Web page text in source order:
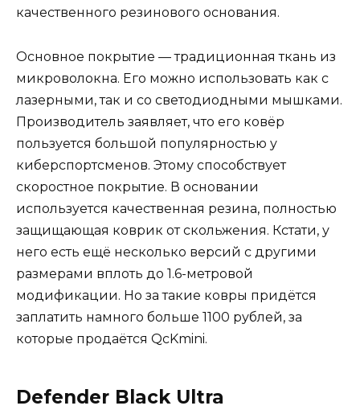
качественного резинового основания.
Основное покрытие — традиционная ткань из
микроволокна. Его можно использовать как с
лазерными, так и со светодиодными мышками.
Производитель заявляет, что его ковёр
пользуется большой популярностью у
киберспортсменов. Этому способствует
скоростное покрытие. В основании
используется качественная резина, полностью
защищающая коврик от скольжения. Кстати, у
него есть ещё несколько версий с другими
размерами вплоть до 1.6-метровой
модификации. Но за такие ковры придётся
заплатить намного больше 1100 рублей, за
которые продаётся QcKmini.
Defender Black Ultra